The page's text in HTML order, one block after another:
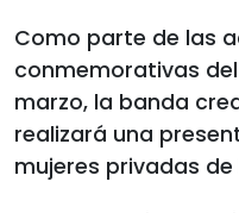
Como parte de las
conmemorativas
marzo, la banda
realizará una
mujeres privadas